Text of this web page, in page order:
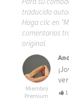
traducido
Haga clic en
comentarios
original.
Miembro
Premium
1